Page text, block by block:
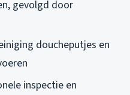
gevolgd door
doucheputjes en
inspectie en